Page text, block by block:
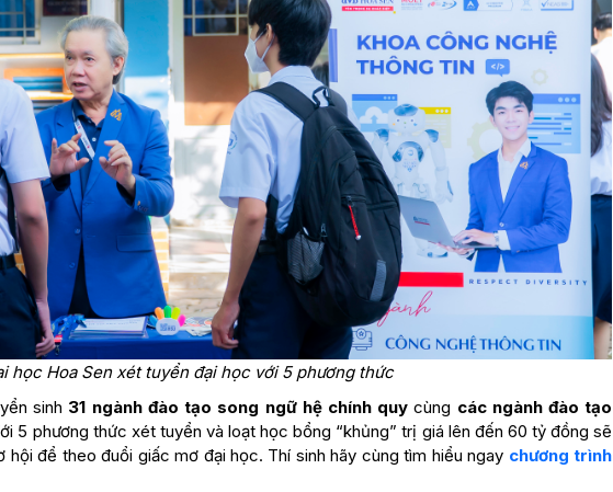
học Hoa Sen xét tuyển đại học với 5 phương thức
sinh 31 ngành đào tạo song ngữ hệ chính quy cùng các ngành đào tạo
5 phương thức xét tuyển và loạt học bổng “khủng” trị giá lên đến 60 tỷ đồng sẽ
để theo đuổi giấc mơ đại học. Thí sinh hãy cùng tìm hiểu ngay chương trình